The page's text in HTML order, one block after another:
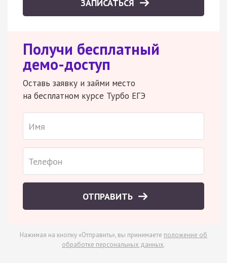
ЗАПИСАТЬСЯ
Получи бесплатный
демо-доступ
Оставь заявку и займи место
на бесплатном курсе Турбо ЕГЭ
ОТПРАВИТЬ
Нажимая на кнопку «Отправить», вы принимаете положение об
обработке персональных данных.